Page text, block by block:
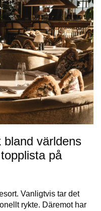
bland världens
på
Vanligtvis tar det
rykte. Däremot har